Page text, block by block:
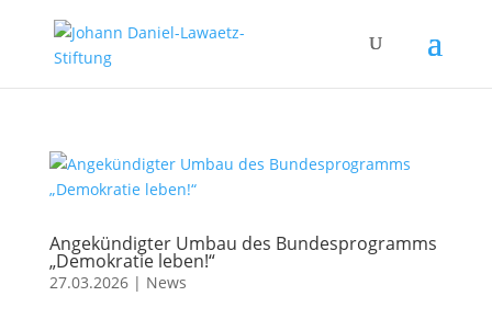
Angekündigter Umbau des Bundesprogramms
„Demokratie leben!“
27.03.2026| News